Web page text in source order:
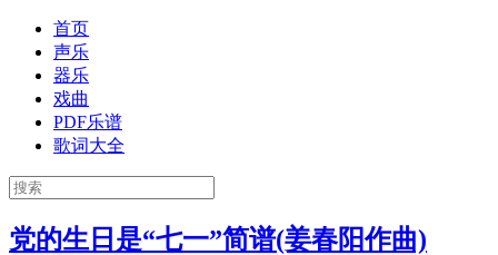
首页
声乐
器乐
戏曲
PDF乐谱
歌词大全
党的生日是“七一”简谱(姜春阳作曲)